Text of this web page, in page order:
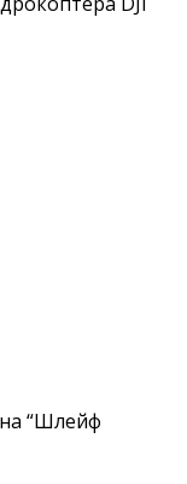
“Шлейф